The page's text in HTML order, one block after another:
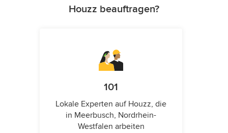
Houzz beauftragen?
101
Lokale Experten auf Houzz, die
in Meerbusch, Nordrhein-
Westfalen arbeiten